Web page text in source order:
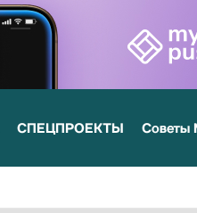
СПЕЦПРОЕКТЫ Советы